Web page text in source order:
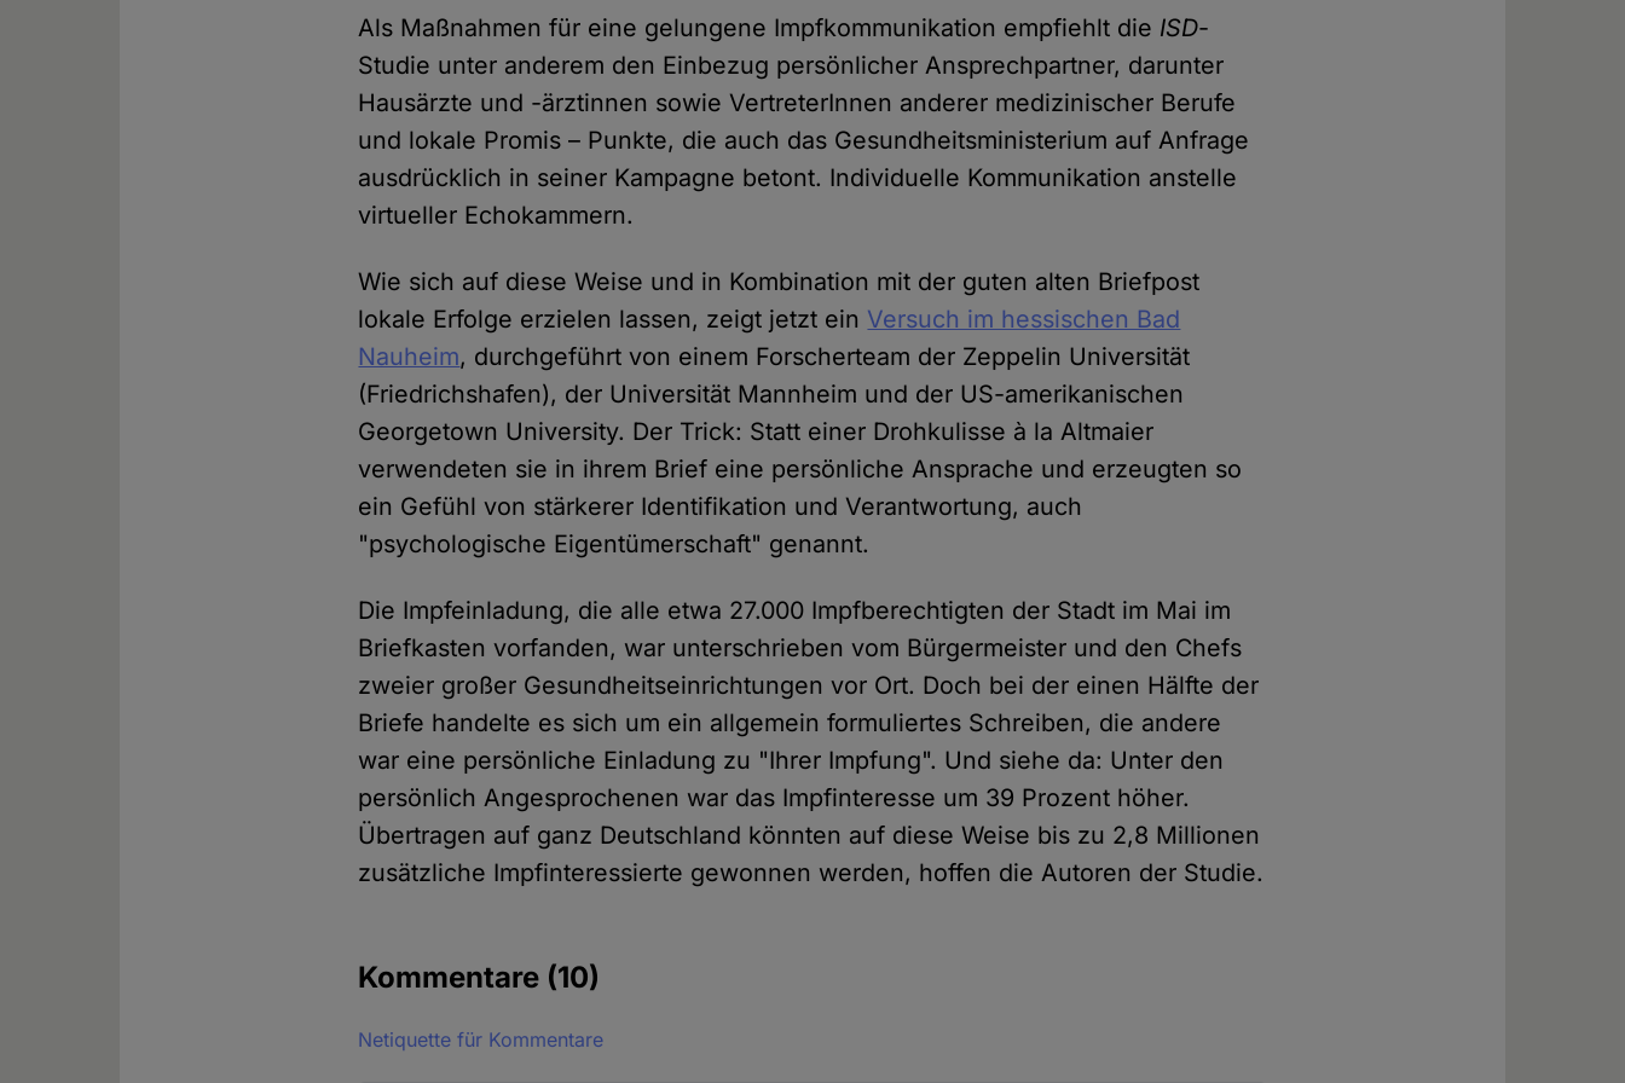
Als Maßnahmen für eine gelungene Impfkommunikation empfiehlt die ISD-
Studie unter anderem den Einbezug persönlicher Ansprechpartner, darunter
Hausärzte und -ärztinnen sowie VertreterInnen anderer medizinischer Berufe
und lokale Promis – Punkte, die auch das Gesundheitsministerium auf Anfrage
ausdrücklich in seiner Kampagne betont. Individuelle Kommunikation anstelle
virtueller Echokammern.
Wie sich auf diese Weise und in Kombination mit der guten alten Briefpost
lokale Erfolge erzielen lassen, zeigt jetzt ein Versuch im hessischen Bad
Nauheim, durchgeführt von einem Forscherteam der Zeppelin Universität
(Friedrichshafen), der Universität Mannheim und der US-amerikanischen
Georgetown University. Der Trick: Statt einer Drohkulisse à la Altmaier
verwendeten sie in ihrem Brief eine persönliche Ansprache und erzeugten so
ein Gefühl von stärkerer Identifikation und Verantwortung, auch
"psychologische Eigentümerschaft" genannt.
Die Impfeinladung, die alle etwa 27.000 Impfberechtigten der Stadt im Mai im
Briefkasten vorfanden, war unterschrieben vom Bürgermeister und den Chefs
zweier großer Gesundheitseinrichtungen vor Ort. Doch bei der einen Hälfte der
Briefe handelte es sich um ein allgemein formuliertes Schreiben, die andere
war eine persönliche Einladung zu "Ihrer Impfung". Und siehe da: Unter den
persönlich Angesprochenen war das Impfinteresse um 39 Prozent höher.
Übertragen auf ganz Deutschland könnten auf diese Weise bis zu 2,8 Millionen
zusätzliche Impfinteressierte gewonnen werden, hoffen die Autoren der Studie.
Kommentare (10)
Netiquette für Kommentare